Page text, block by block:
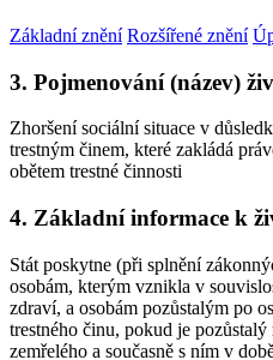
Základní znění Rozšířené znění
3. Pojmenování (název)
Zhoršení sociální situace v
trestným činem, které zakládá
obětem trestné činnosti
4. Základní informace k
Stát poskytne (při splnění
osobám, kterým vznikla v
zdraví, a osobám pozůstalým po
trestného činu, pokud je
zemřelého a současně s ním v